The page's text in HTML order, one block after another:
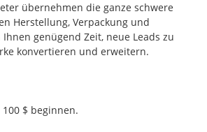
übernehmen die ganze schwere
Herstellung, Verpackung und
Ihnen genügend Zeit, neue Leads zu
konvertieren und erweitern.
$ beginnen.